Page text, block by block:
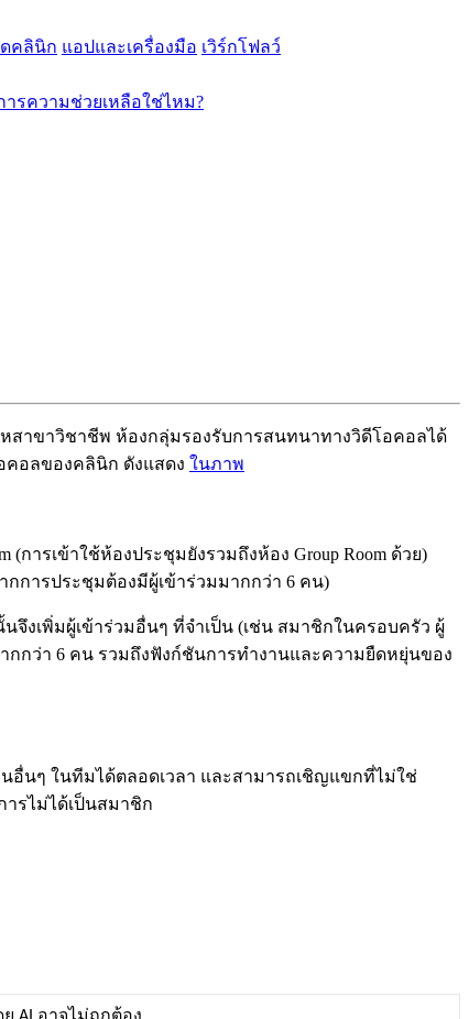
คลินิก แอปและเครื่องมือ เวิร์กโฟลว์
ารความช่วยเหลือใช่ไหม?
หสาขาวชาชพ หองกลมรองรบการสนทนาทางวดโอคอลได
คอลของคลนก ดงแสดง ในภาพ
(การเขาใชหองประชมยงรวมถงหอง Group Room ดวย)
ากการประชมตองมผเขารวมมากกวา 6 คน)
นจงเพมผเขารวมอนๆ ทจเปน (เชน สมาชกในครอบครว ผ
ากกวา 6 คน รวมถงฟงกชนการทงานและความยดหยนของ
นอนๆ ในทมไดตลอดเวลา และสามารถเชญแขกทไมใช
ารไมไดเปนสมาชก